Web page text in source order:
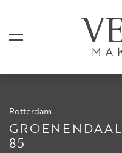
Rotterdam
GROENENDAAL
85
AANBOD